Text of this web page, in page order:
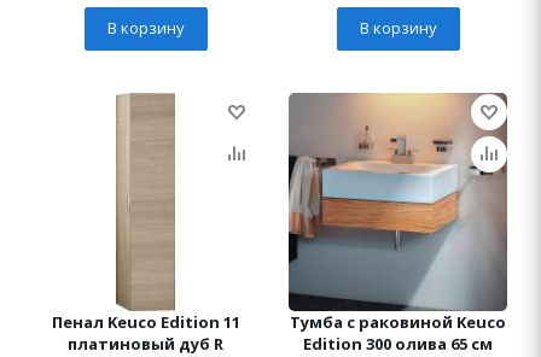
В корзину В корзину
Пенал Keuco Edition 11
платиновый дуб R
Тумба с раковиной Keuco
Edition 300 олива 65 см